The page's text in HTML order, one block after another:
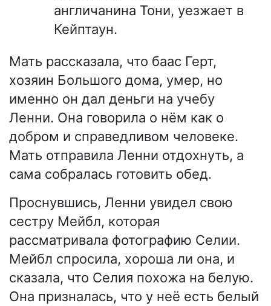
англичанина Тони, уезжает в
Кейптаун.
Мать рассказала, что баас Герт,
хозяин Большого дома, умер, но
именно он дал деньги на учебу
Ленни. Она говорила о нём как о
добром и справедливом человеке.
Мать отправила Ленни отдохнуть, а
сама собралась готовить обед.
Проснувшись, Ленни увидел свою
сестру Мейбл, которая
рассматривала фотографию Селии.
Мейбл спросила, хороша ли она, и
сказала, что Селия похожа на белую.
Она призналась, что у неё есть белый